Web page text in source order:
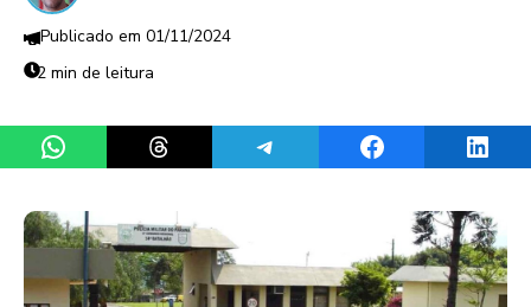
01/11/2024
2 min de leitura
Share on WhatsAppShare on ThreadsShare on TelegramShare on Facebook